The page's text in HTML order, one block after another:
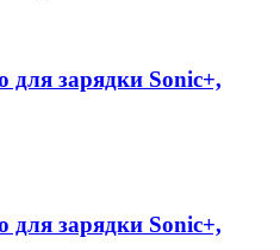
зарядки Sonic+,
зарядки Sonic+,